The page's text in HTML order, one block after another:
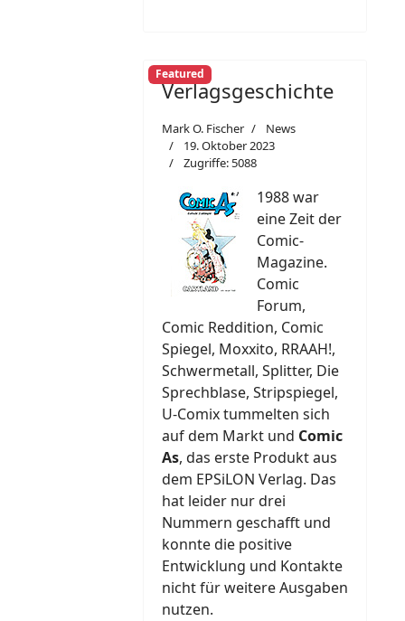
Featured
Verlagsgeschichte
Mark O. Fischer
News
19. Oktober 2023
Zugriffe: 5088
1988 war
eine Zeit der
Comic-
Magazine.
Comic
Forum,
Comic Reddition, Comic
Spiegel, Moxxito, RRAAH!,
Schwermetall, Splitter, Die
Sprechblase, Stripspiegel,
U-Comix tummelten sich
auf dem Markt und Comic
As, das erste Produkt aus
dem EPSiLON Verlag. Das
hat leider nur drei
Nummern geschafft und
konnte die positive
Entwicklung und Kontakte
nicht für weitere Ausgaben
nutzen.